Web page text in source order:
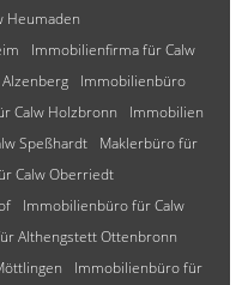
Heumaden
Immobilienfirma für Calw
Immobilienbüro
Calw Holzbronn
Immobilien
Speßhardt
Maklerbüro für
Calw Oberriedt
Immobilienbüro für Calw
Althengstett Ottenbronn
Immobilienbüro für